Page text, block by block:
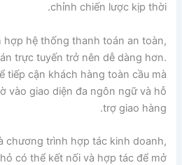
chỉnh chiến lược kịp thời.
hợp hệ thống thanh toán an toàn,
trực tuyến trở nên dễ dàng hơn.
tiếp cận khách hàng toàn cầu mà
vào giao diện đa ngôn ngữ và hỗ
trợ giao hàng.
chương trình hợp tác kinh doanh,
có thể kết nối và hợp tác để mở